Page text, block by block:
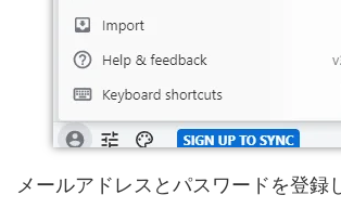
メールアドレスとパスワードを登録